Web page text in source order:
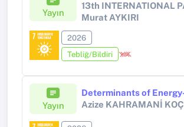
Yayın
Murat AYKIRI
2026
Tebliğ/Bildiri
Yayın
Azize KAHRAMANİ KOÇ